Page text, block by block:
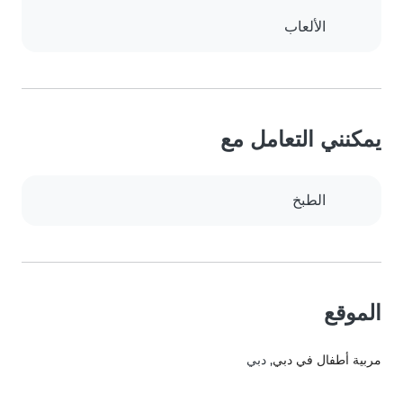
الألعاب
يمكنني التعامل مع
الطبخ
الموقع
مربية أطفال في دبي, دبي